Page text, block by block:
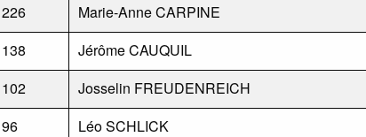
226 Marie-Anne CARPINE
138 Jérôme CAUQUIL
102 Josselin FREUDENREICH
96 Léo SCHLICK